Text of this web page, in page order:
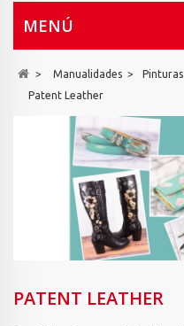
MENÚ
> Manualidades > Pinturas
Patent Leather
PATENT LEATHER